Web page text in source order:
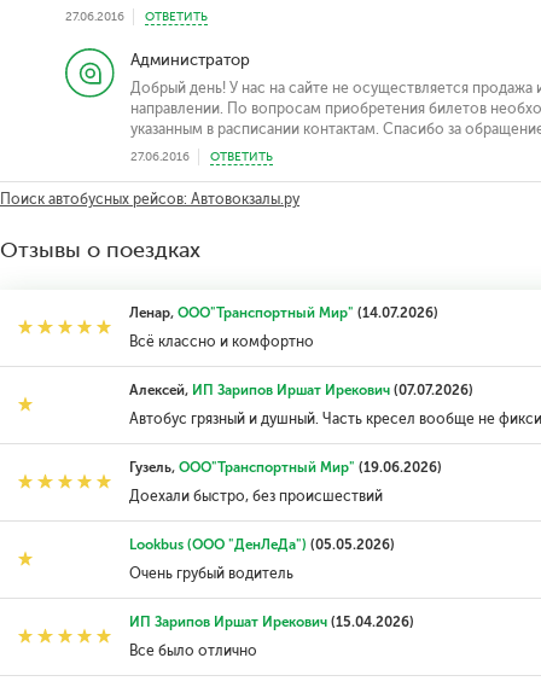
27.06.2016 ОТВЕТИТЬ
Администратор
Добрый день! У нас на сайте не осуществляется
направлении. По вопросам приобретения билетов
указанным в расписании контактам. Спасибо за
27.06.2016 ОТВЕТИТЬ
Поиск автобусных рейсов: Автовокзалы.ру
Отзывы о поездках
Ленар, ООО"Транспортный Мир" (14.07.2026)
Всё классно и комфортно
Алексей, ИП Зарипов Иршат Ирекович(07.07.2026)
Автобус грязный и душный. Часть кресел вообще не
Гузель, ООО"Транспортный Мир" (19.06.2026)
Доехали быстро, без происшествий
Lookbus (ООО "ДенЛеДа") (05.05.2026)
Очень грубый водитель
ИП Зарипов Иршат Ирекович(15.04.2026)
Все было отлично